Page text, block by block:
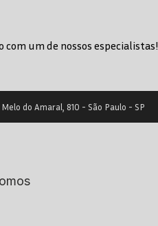
um de nossos especialistas!
do Amaral, 810 - São Paulo - SP